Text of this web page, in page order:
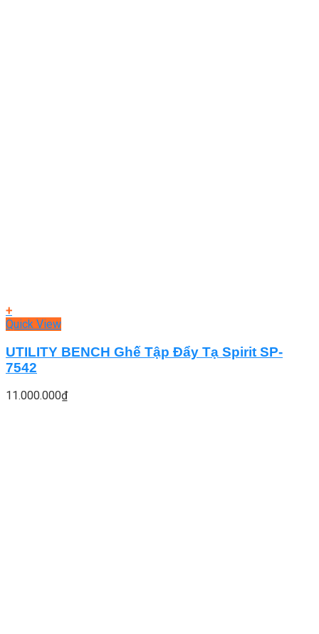
+
Quick View
UTILITY BENCH Ghế Tập Đẩy Tạ Spirit SP-
7542
11.000.000₫